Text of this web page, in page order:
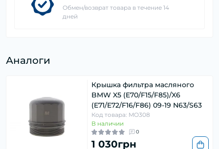
Обмен/возврат товара в течение 14
дней
Аналоги
Крышка фильтра масляного
BMW X5 (E70/F15/F85)/X6
(E71/E72/F16/F86) 09-19 N63/S63
Код товара: MO308
В наличии
0
1 030грн